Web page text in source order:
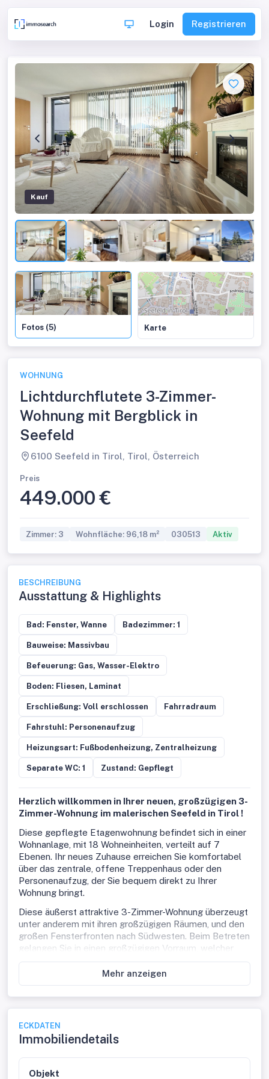
Login Registrieren
Kauf
Fotos (5) Karte
WOHNUNG
Lichtdurchflutete 3-Zimmer-
Wohnung mit Bergblick in
Seefeld
6100 Seefeld in Tirol, Tirol, Österreich
Preis
449.000 €
Zimmer: 3 Wohnfläche: 96,18 m² 030513 Aktiv
BESCHREIBUNG
Ausstattung & Highlights
Bad: Fenster, Wanne Badezimmer: 1
Bauweise: Massivbau
Befeuerung: Gas, Wasser-Elektro
Boden: Fliesen, Laminat
Erschließung: Voll erschlossen Fahrradraum
Fahrstuhl: Personenaufzug
Heizungsart: Fußbodenheizung, Zentralheizung
Separate WC: 1 Zustand: Gepflegt
Herzlich willkommen in Ihrer neuen, großzügigen 3-
Zimmer-Wohnung im malerischen Seefeld in Tirol !
Diese gepflegte Etagenwohnung befindet sich in einer
Wohnanlage, mit 18 Wohneinheiten, verteilt auf 7
Ebenen. Ihr neues Zuhause erreichen Sie komfortabel
über das zentrale, offene Treppenhaus oder den
Personenaufzug, der Sie bequem direkt zu Ihrer
Wohnung bringt.
Diese äußerst attraktive 3-Zimmer-Wohnung überzeugt
unter anderem mit ihren großzügigen Räumen, und den
großen Fensterfronten nach Südwesten. Beim Betreten
gelangen Sie in einen großzügigen Vorraum, welcher
ausreichend Platz für eine Garderobe bietet und Ihnen
Zugang zu allen Wohnräumen ermöglicht.
geselligen Stunden mit Familie und Freunden ein. Die
Wohnung verfügt zudem über zwei Schlafzimmer, einen
Ein besonderes Highlight ist die nach Südwesten
Mehr anzeigen
ECKDATEN
Immobiliendetails
Objekt